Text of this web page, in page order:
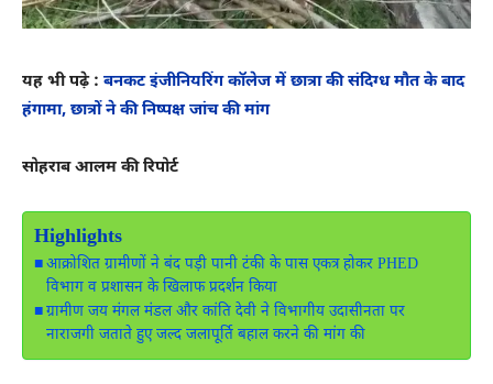
यह भी पढ़े : बनकट इंजीनियरिंग कॉलेज में छात्रा की संदिग्ध मौत के बाद
हंगामा, छात्रों ने की निष्पक्ष जांच की मांग
सोहराब आलम की रिपोर्ट
Highlights
आक्रोशित ग्रामीणों ने बंद पड़ी पानी टंकी के पास एकत्र होकर PHED
विभाग व प्रशासन के खिलाफ प्रदर्शन किया
ग्रामीण जय मंगल मंडल और कांति देवी ने विभागीय उदासीनता पर
नाराजगी जताते हुए जल्द जलापूर्ति बहाल करने की मांग की